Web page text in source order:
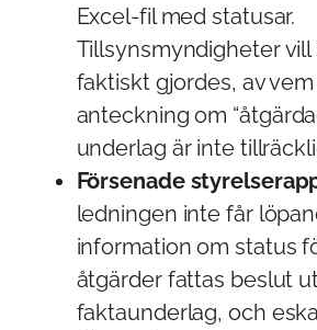
Excel-fil med statusar.
Tillsynsmyndigheter vill
faktiskt gjordes, av vem
anteckning om
underlag är inte
Försenade
ledningen inte får
information om status
åtgärder fattas beslut
faktaunderlag, och